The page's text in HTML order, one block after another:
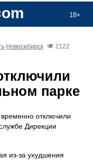
18+
Новосибирск
2122
парке
отключили
Дирекции
из-за ухудшения